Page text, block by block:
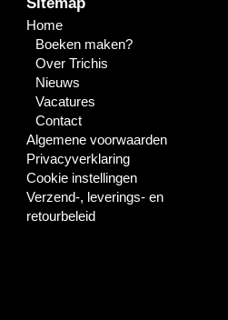
Home
Boeken maken?
Over Trichis
Nieuws
Vacatures
Contact
Algemene voorwaarden
Privacyverklaring
Cookie instellingen
Verzend-, leverings- en
retourbeleid